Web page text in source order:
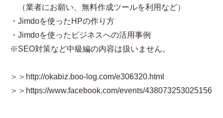
（業者にお願い、無料作成ツールを利用など）
・Jimdoを使ったHPの作り方
・Jimdoを使ったビジネスへの活用事例
※SEO対策など中級編の内容は扱いません。
＞＞http://okabiz.boo-log.com/e306320.html
＞＞https://www.facebook.com/events/438073253025156